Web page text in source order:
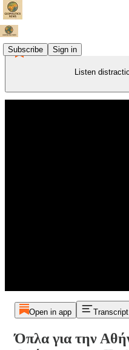
Subscribe Sign in
Listen
Open in app Transcript
Όπλα για την